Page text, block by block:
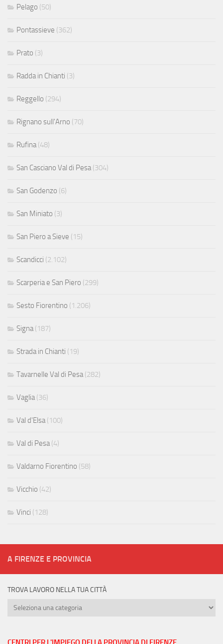
Pelago (50)
Pontassieve (362)
Prato (3)
Radda in Chianti (3)
Reggello (294)
Rignano sull'Arno (70)
Rufina(48)
San Casciano Val di Pesa(304)
San Godenzo (6)
San Miniato (3)
San Piero a Sieve (15)
Scandicci (2.102)
Scarperia e San Piero (299)
Sesto Fiorentino (1.206)
Signa(187)
Strada in Chianti (19)
Tavarnelle Val di Pesa(282)
Vaglia(36)
Val d'Elsa(100)
Val di Pesa(4)
Valdarno Fiorentino (58)
Vicchio (42)
Vinci (128)
A FIRENZE E PROVINCIA
TROVA LAVORO NELLA TUA CITTÀ
Trova
tua